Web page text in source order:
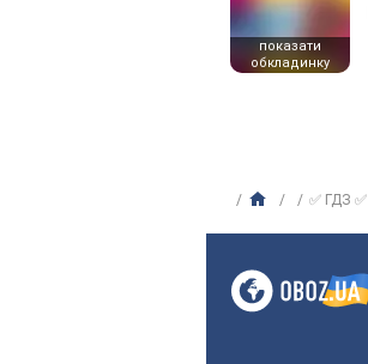
показати
обкладинку
✅ ГДЗ ✅